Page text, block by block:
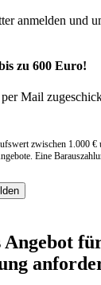
anmelden und
zu 600 Euro!
Mail
zwischen 1.000 €
Eine
Angebot